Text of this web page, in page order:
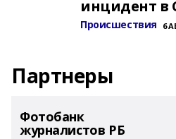
инцидент в
Происшествия 6
Партнеры
Фотобанк
журналистов РБ